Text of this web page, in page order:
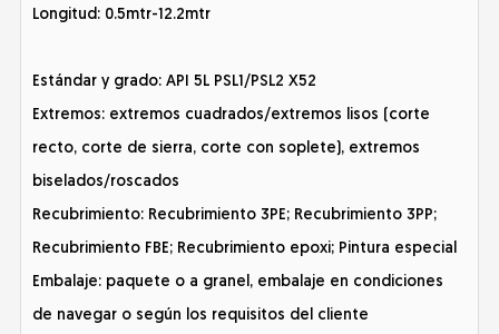
Longitud: 0.5mtr-12.2mtr
Estándar y grado: API 5L PSL1/PSL2 X52
Extremos: extremos cuadrados/extremos lisos (corte
recto, corte de sierra, corte con soplete), extremos
biselados/roscados
Recubrimiento: Recubrimiento 3PE; Recubrimiento 3PP;
Recubrimiento FBE; Recubrimiento epoxi; Pintura especial
Embalaje: paquete o a granel, embalaje en condiciones
de navegar o según los requisitos del cliente